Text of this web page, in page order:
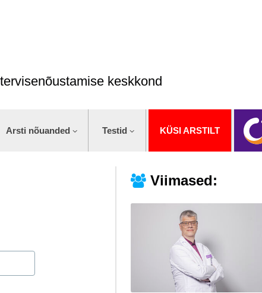
keskkond
Arsti nõuanded Testid KÜSI ARSTILT
Viimased: